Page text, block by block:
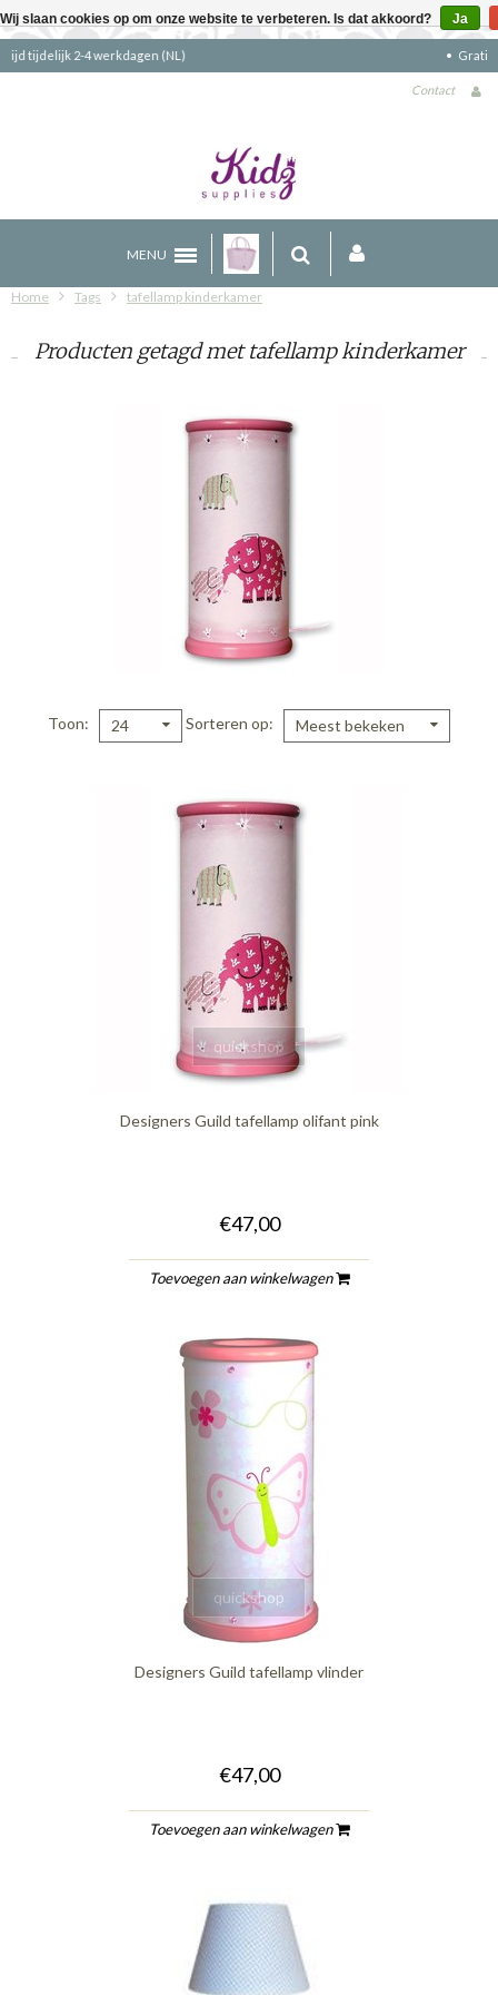
Gratis verzending boven €90 (NL)
Contact
MENU
Home Tags tafellamp kinderkamer
Producten getagd met tafellamp kinderkamer
Toon 24 Sorteren op Meest bekeken
quickshop
Designers Guild tafellamp olifant pink
€47,00
Toevoegen aan winkelwagen
quickshop
Designers Guild tafellamp vlinder
€47,00
Toevoegen aan winkelwagen
Wij slaan cookies op om onze website te verbeteren. Is dat akkoord? Ja